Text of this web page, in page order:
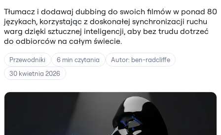
Tłumacz i dodawaj dubbing do swoich filmów w ponad 80
językach, korzystając z doskonałej synchronizacji ruchu
warg dzięki sztucznej inteligencji, aby bez trudu dotrzeć
do odbiorców na całym świecie.
Przewodniki 6 min czytania
Autor: ben-radcliffe
30 kwietnia 2026